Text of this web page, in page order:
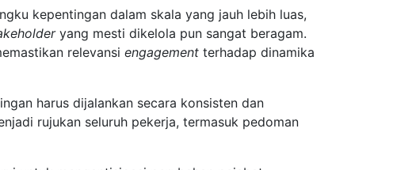
kepentingan dalam skala yang jauh lebih luas,
yang mesti dikelola pun sangat beragam.
relevansi engagement terhadap dinamika
harus dijalankan secara konsisten dan
rujukan seluruh pekerja, termasuk pedoman